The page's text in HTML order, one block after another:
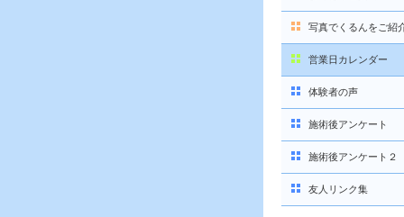
写真でくるんをご紹
営業日カレンダー
体験者の声
施術後アンケート
施術後アンケート２
友人リンク集